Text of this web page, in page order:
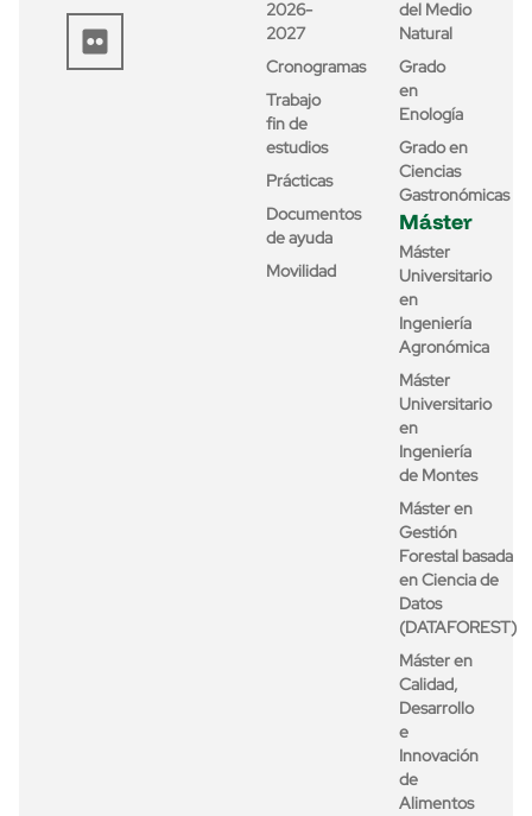
2026-
2027
Cronogramas
Trabajo
fin de
estudios
Prácticas
Documentos
de ayuda
Movilidad
del Medio
Natural
Grado
en
Enología
Grado en
Ciencias
Gastronómicas
Máster
Máster
Universitario
en
Ingeniería
Agronómica
Máster
Universitario
en
Ingeniería
de Montes
Máster en
Gestión
Forestal basada
en Ciencia de
Datos
(DATAFOREST)
Máster en
Calidad,
Desarrollo
e
Innovación
de
Alimentos